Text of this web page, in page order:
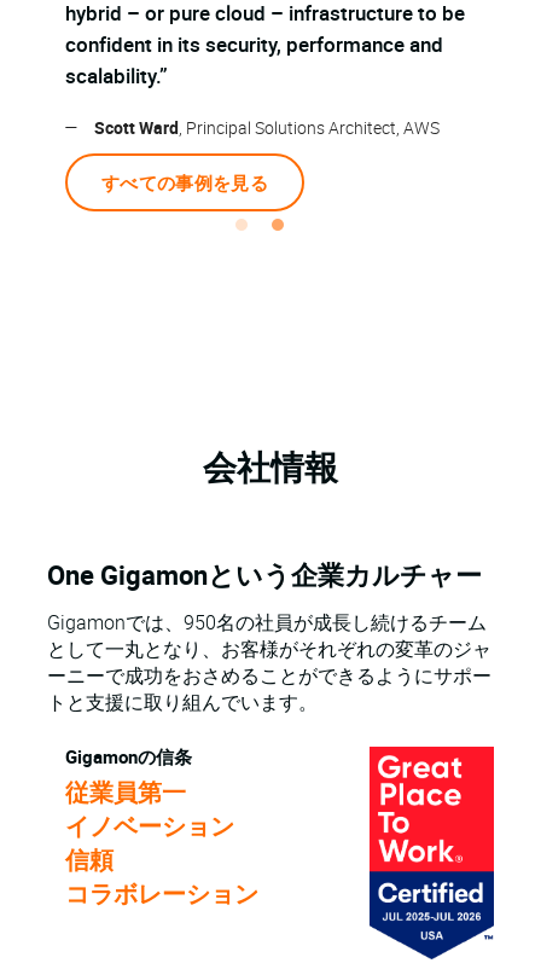
— Matthew A., Chief Architect, Computer Incident
and Response Team (CIRT), Senior Staff, Lockheed
Martin
事例紹介を読む
会社情報
One Gigamonという企業カルチャー
Gigamonでは、950名の社員が成長し続けるチーム
として一丸となり、お客様がそれぞれの変革のジャ
ーニーで成功をおさめることができるようにサポー
トと支援に取り組んでいます。
Gigamonの信条
従業員第一
イノベーション
信頼
コラボレーション